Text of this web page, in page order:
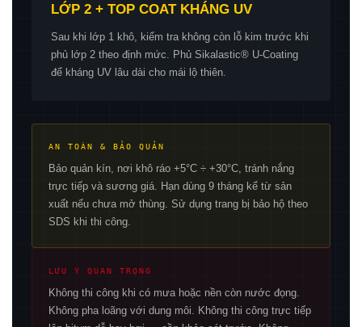
LỚP 2 + TOP COAT KHÁNG UV
Sau khi lớp 1 khô, kiểm tra không còn lỗ kim trước khi
phủ lớp 2 theo định mức. Phủ Sikalastic® U-Coating
để kháng UV lâu dài cho mái lộ thiên.
AN TOÀN & BẢO QUẢN
Bảo quản kín, nơi khô ráo +5°C ÷ +30°C, tránh nắng
trực tiếp và sương giá. Hạn dùng 9 tháng kể từ sản
xuất nếu chưa mở thùng. Sử dụng trang bị bảo hộ theo
SDS khi thi công.
LƯU Ý QUAN TRỌNG
Không thi công khi có mưa hoặc nền còn nước đọng.
Không pha loãng với dung môi. Không thi công trực tiếp